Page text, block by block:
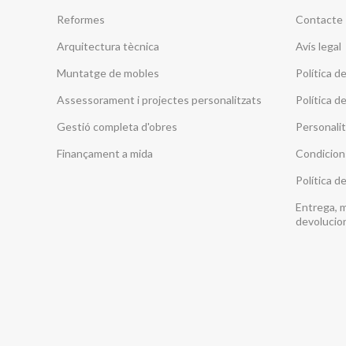
Reformes
Arquitectura tècnica
Muntatge de mobles
Assessorament i projectes personalitzats
Gestió completa d'obres
Finançament a mida
Contacte
Avís legal
Política
Política
Política
Entrega,